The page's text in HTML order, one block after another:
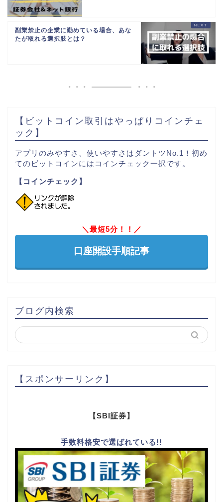
副業禁止の企業に勤めている場合、あな
たが取れる選択肢とは？
【ビットコイン取引はやっぱりコインチェ
ック】
アプリのみやすさ、使いやすさはダントツNo.1！初め
てのビットコインにはコインチェック一択です。
【コインチェック】
＼最短5分！！／
口座開設手順記事
ブログ内検索
【スポンサーリンク】
【SBI証券】
手数料格安で選ばれている!!